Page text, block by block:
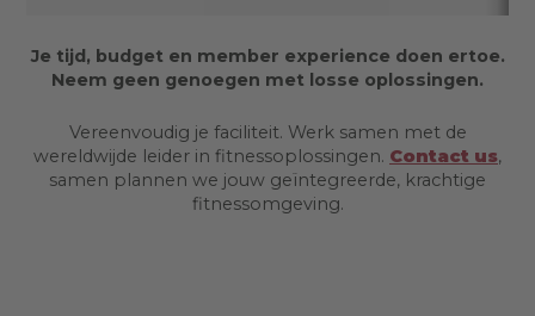
Je tijd, budget en member experience doen ertoe.
Neem geen genoegen met losse oplossingen.
Vereenvoudig je faciliteit. Werk samen met de
wereldwijde leider in fitnessoplossingen. Contact us,
samen plannen we jouw geïntegreerde, krachtige
fitnessomgeving.